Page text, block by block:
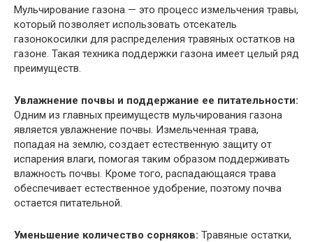
Мульчирование газона — это процесс измельчения травы,
который позволяет использовать отсекатель
газонокосилки для распределения травяных остатков на
газоне. Такая техника поддержки газона имеет целый ряд
преимуществ.
Увлажнение почвы и поддержание ее питательности:
Одним из главных преимуществ мульчирования газона
является увлажнение почвы. Измельченная трава,
попадая на землю, создает естественную защиту от
испарения влаги, помогая таким образом поддерживать
влажность почвы. Кроме того, распадающаяся трава
обеспечивает естественное удобрение, поэтому почва
остается питательной.
Уменьшение количество сорняков: Травяные остатки,